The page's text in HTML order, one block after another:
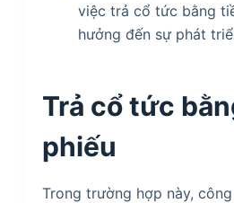
việc trả cổ tức bằng
hưởng đến sự phát
Trả cổ tức
phiếu
Trong trường hợp này,